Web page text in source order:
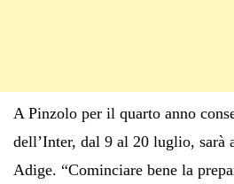
A Pinzolo per il quarto anno
dell’Inter, dal 9 al 20 luglio, sarà
Adige. “Cominciare bene la